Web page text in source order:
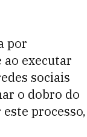
por
ao executar
sociais
o dobro do
processo,